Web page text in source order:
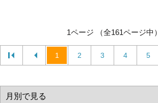
1ページ （全161ページ中）
1 2 3 4 5